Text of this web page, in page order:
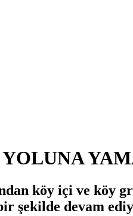
köy içi ve köy
şekilde devam